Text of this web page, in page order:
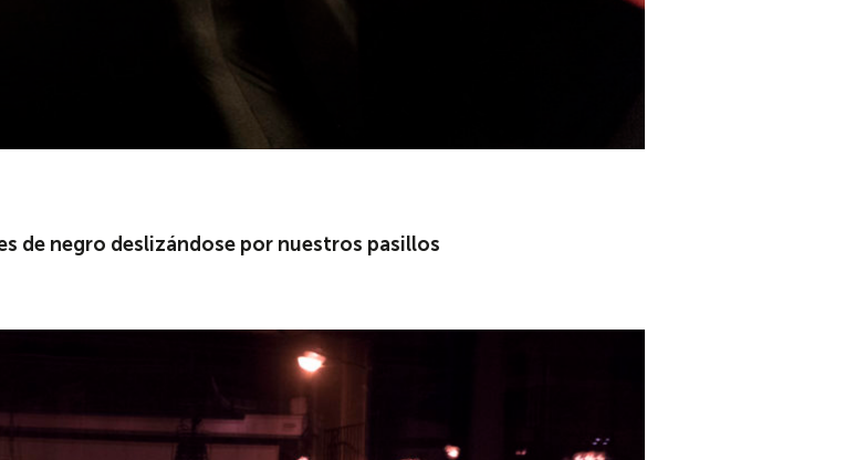
de negro deslizándose por nuestros pasillos